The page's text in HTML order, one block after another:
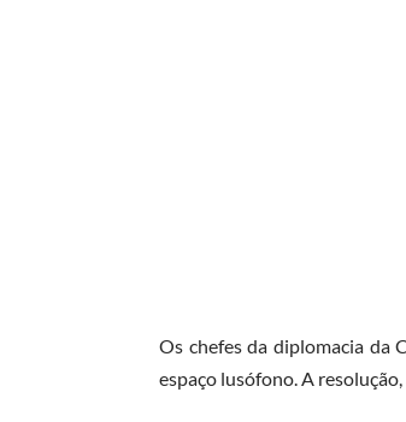
Os chefes da diplomacia da
espaço lusófono. A